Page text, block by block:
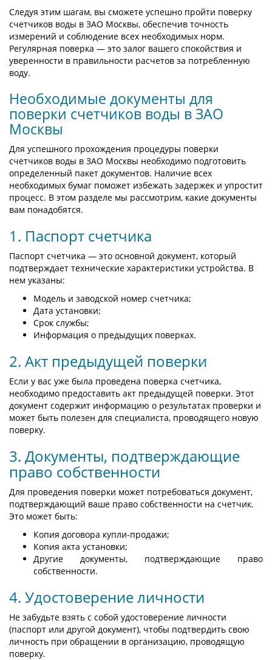
Следуя этим шагам, вы сможете успешно пройти поверку
счетчиков воды в ЗАО Москвы, обеспечив точность
измерений и соблюдение всех необходимых норм.
Регулярная поверка — это залог вашего спокойствия и
уверенности в правильности расчетов за потребленную
воду.
Необходимые документы для
поверки счетчиков воды в ЗАО
Москвы
Для успешного прохождения процедуры поверки
счетчиков воды в ЗАО Москвы необходимо подготовить
определенный пакет документов. Наличие всех
необходимых бумаг поможет избежать задержек и упростит
процесс. В этом разделе мы рассмотрим, какие документы
вам понадобятся.
1. Паспорт счетчика
Паспорт счетчика — это основной документ, который
подтверждает технические характеристики устройства. В
нем указаны:
Модель и заводской номер счетчика;
Дата установки;
Срок службы;
Информация о предыдущих поверках.
2. Акт предыдущей поверки
Если у вас уже была проведена поверка счетчика,
необходимо предоставить акт предыдущей поверки. Этот
документ содержит информацию о результатах проверки и
может быть полезен для специалиста, проводящего новую
поверку.
3. Документы, подтверждающие
право собственности
Для проведения поверки может потребоваться документ,
подтверждающий ваше право собственности на счетчик.
Это может быть:
Копия договора купли-продажи;
Копия акта установки;
Другие документы, подтверждающие право
собственности.
4. Удостоверение личности
Не забудьте взять с собой удостоверение личности
(паспорт или другой документ), чтобы подтвердить свою
личность при обращении в организацию, проводящую
поверку.